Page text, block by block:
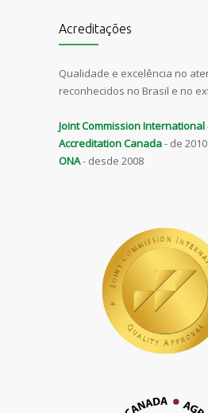
Acreditações
Qualidade e excelência no
reconhecidos no Brasil e no
Joint Commission International
Accreditation Canada- de
ONA- desde 2008